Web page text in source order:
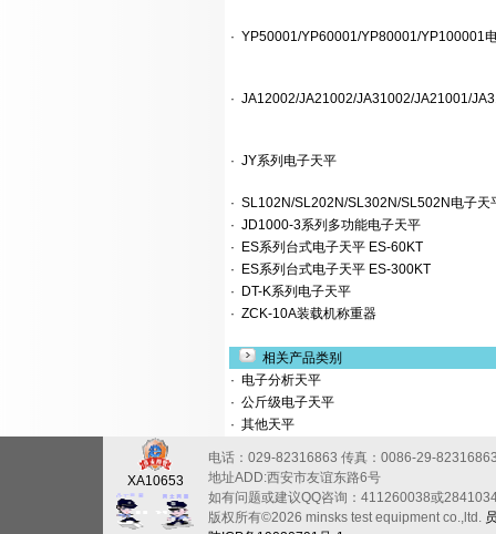
· YP50001/YP60001/YP80001/YP100001
· JA12002/JA21002/JA31002/JA21001/
· JY系列电子天平
· SL102N/SL202N/SL302N/SL502N电子天
· JD1000-3系列多功能电子天平
· ES系列台式电子天平 ES-60KT
· ES系列台式电子天平 ES-300KT
· DT-K系列电子天平
· ZCK-10A装载机称重器
相关产品类别
· 电子分析天平
· 公斤级电子天平
· 其他天平
XA10653
电话：029-82316863 传真：0086-29-
地址ADD:西安市友谊东路6号
如有问题或建议QQ咨询：411260038或
版权所有©2026 minsks test equipment co.,ltd.